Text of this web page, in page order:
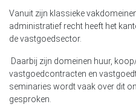
Vanuit zijn klassieke
administratief recht heeft het
de vastgoedsector.
Daarbij zijn domeinen huur,
vastgoedcontracten en
seminaries wordt vaak over dit
gesproken.